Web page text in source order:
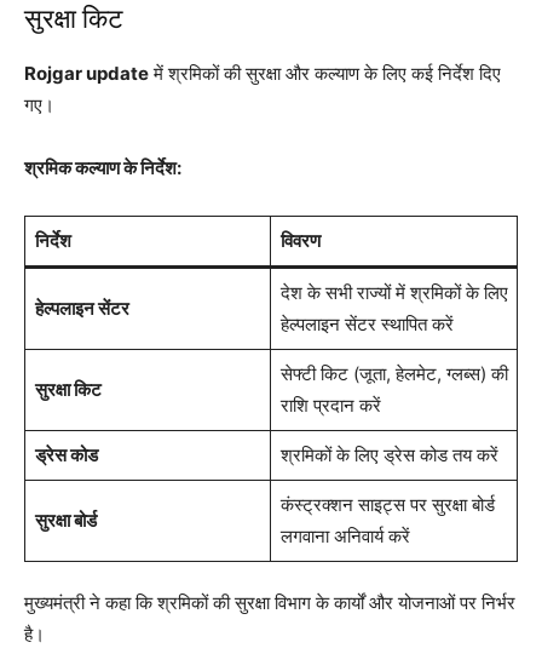
सुरक्षा किट
Rojgar updateमें श्रमिकों की सुरक्षा और कल्याण के लिए कई निर्देश दिए
गए।
श्रमिक कल्याण के निर्देश:
निर्देश विवरण
हेल्पलाइन सेंटर
देश के सभी राज्यों में श्रमिकों के लिए
हेल्पलाइन सेंटर स्थापित करें
सुरक्षा किट
सेफ्टी किट (जूता, हेलमेट, ग्लब्स) की
राशि प्रदान करें
ड्रेस कोड श्रमिकों के लिए ड्रेस कोड तय करें
सुरक्षा बोर्ड
कंस्ट्रक्शन साइट्स पर सुरक्षा बोर्ड
लगवाना अनिवार्य करें
मुख्यमंत्री ने कहा कि श्रमिकों की सुरक्षा विभाग के कार्यों और योजनाओं पर निर्भर
है।